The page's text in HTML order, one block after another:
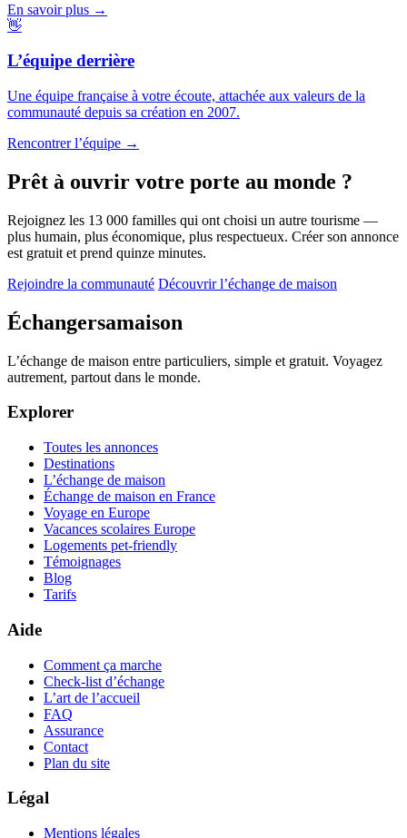
En savoir plus →
👋
L’équipe derrière
Une équipe française à votre écoute, attachée aux valeurs de la
communauté depuis sa création en 2007.
Rencontrer l’équipe →
Prêt à ouvrir votre porte au monde ?
Rejoignez les 13 000 familles qui ont choisi un autre tourisme —
plus humain, plus économique, plus respectueux. Créer son annonce
est gratuit et prend quinze minutes.
Rejoindre la communauté Découvrir l’échange de maison
Échangersamaison
L’échange de maison entre particuliers, simple et gratuit. Voyagez
autrement, partout dans le monde.
Explorer
Toutes les annonces
Destinations
L’échange de maison
Échange de maison en France
Voyage en Europe
Vacances scolaires Europe
Logements pet-friendly
Témoignages
Blog
Tarifs
Aide
Comment ça marche
Check-list d’échange
L’art de l’accueil
FAQ
Assurance
Contact
Plan du site
Légal
Mentions légales